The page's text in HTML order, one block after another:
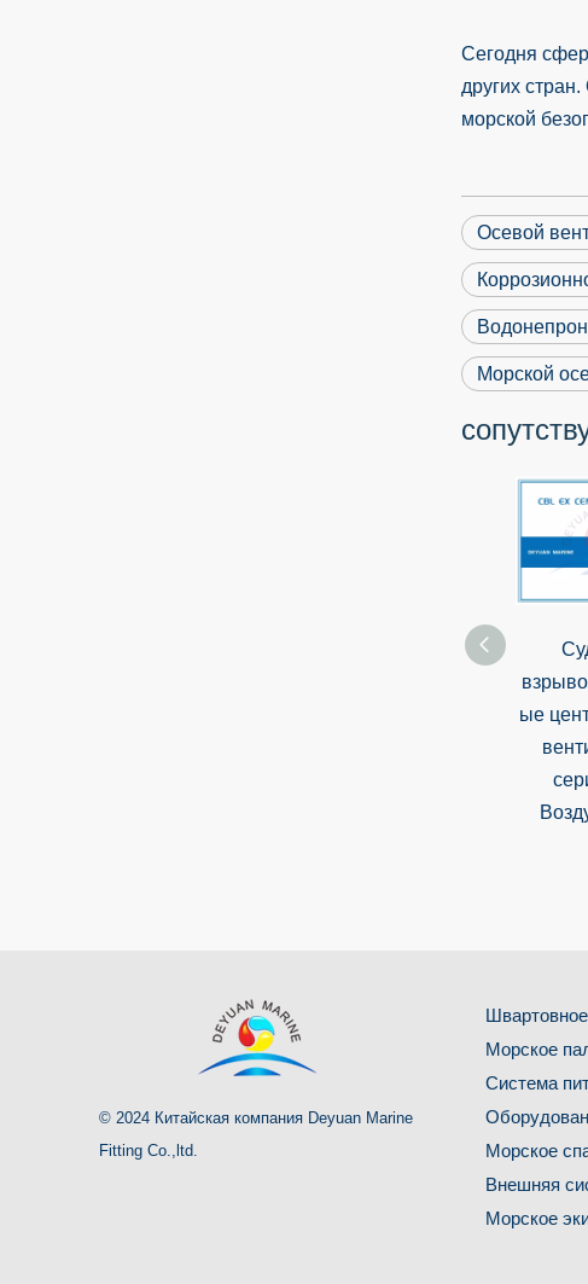
Сегодня
других
морской
Осевой
Морской
Взрывозащищенн
ые
© 2024 Китайская компания Deyuan Marine
Fitting Co.,ltd.
Морское
Система
Морское
Внешняя
Морское